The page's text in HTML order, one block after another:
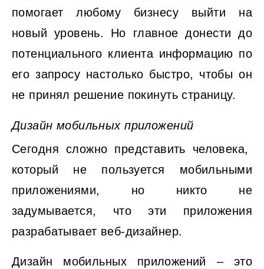
помогает любому бизнесу выйти на
новый уровень. Но главное донести до
потенциального клиента информацию по
его запросу настолько быстро, чтобы он
не принял решение покинуть страницу.
Дизайн мобильных приложений
Сегодня сложно представить человека,
который не пользуется мобильными
приложениями, но никто не
задумывается, что эти приложения
разрабатывает веб-дизайнер.
Дизайн мобильных приложений – это